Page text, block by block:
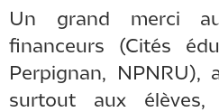
Un grand merci
financeurs (Cités
Perpignan, NPNRU),
surtout aux élèves,